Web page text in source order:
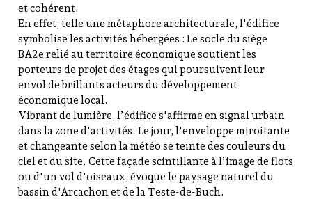
a
i
n
e
et cohérent.
En effet, telle une métaphore architecturale, l'édifice
symbolise les activités hébergées : Le socle du siège
BA2e relié au territoire économique soutient les
porteurs de projet des étages qui poursuivent leur
envol de brillants acteurs du développement
économique local.
Vibrant de lumière, l’édifice s'affirme en signal urbain
dans la zone d'activités. Le jour, l'enveloppe miroitante
et changeante selon la météo se teinte des couleurs du
ciel et du site. Cette façade scintillante à l’image de flots
ou d'un vol d'oiseaux, évoque le paysage naturel du
bassin d'Arcachon et de la Teste-de-Buch.